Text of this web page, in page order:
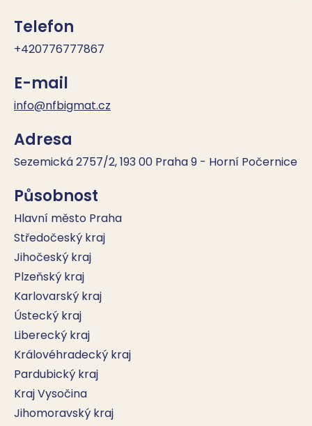
Telefon
+420776777867
E-mail
info@nfbigmat.cz
Adresa
Sezemická 2757/2, 193 00 Praha 9 - Horní Počernice
Působnost
Hlavní město Praha
Středočeský kraj
Jihočeský kraj
Plzeňský kraj
Karlovarský kraj
Ústecký kraj
Liberecký kraj
Královéhradecký kraj
Pardubický kraj
Kraj Vysočina
Jihomoravský kraj